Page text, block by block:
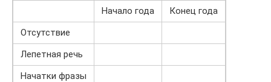
Начало года
Конец года
Отсутствие
Лепетная речь
Начатки фразы